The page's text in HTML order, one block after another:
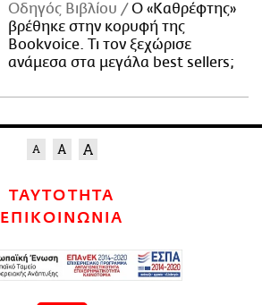
Οδηγός Βιβλίου
Ο «Καθρέφτης»
βρέθηκε στην κορυφή της
Bookvoice. Τι τον ξεχώρισε
ανάμεσα στα μεγάλα best sellers;
ΤΑΥΤΟΤΗΤΑ
ΕΠΙΚΟΙΝΩΝΙΑ